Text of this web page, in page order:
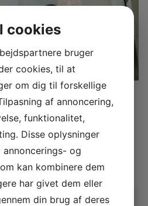
Bosei!
en rundvisning
om højskoleopholdet
en rundvisning
cookies
bruger
cookies, til at
om dig til forskellige
af annoncering,
funktionalitet,
Disse oplysninger
og
kan kombinere dem
har givet dem eller
din brug af deres